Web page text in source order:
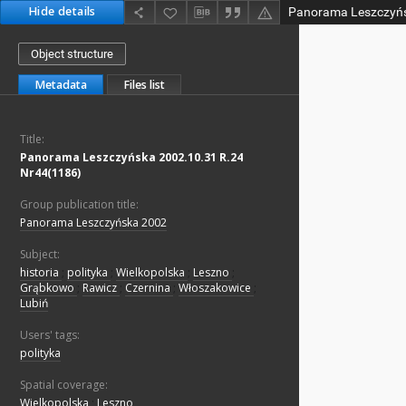
Hide details
Object structure
Metadata Files list
Title:
Panorama Leszczyńska 2002.10.31 R.24
Nr44(1186)
Group publication title:
Panorama Leszczyńska 2002
Subject:
historia
polityka Wielkopolska Leszno
Grąbkowo
Rawicz Czernina Włoszakowice
Lubiń
Users' tags:
polityka
Spatial coverage: